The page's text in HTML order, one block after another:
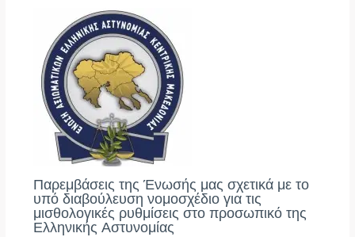
Παρεμβάσεις της Ένωσής μας σχετικά με το
υπό διαβούλευση νομοσχέδιο για τις
μισθολογικές ρυθμίσεις στο προσωπικό της
Ελληνικής Αστυνομίας